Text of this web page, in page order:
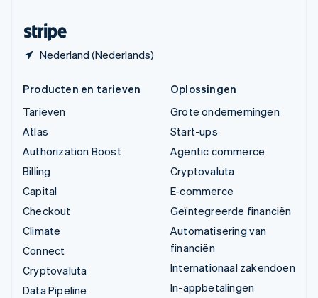
Nederland (Nederlands)
Producten en tarieven
Tarieven
Atlas
Authorization Boost
Billing
Capital
Checkout
Climate
Connect
Cryptovaluta
Data Pipeline
Oplossingen
Grote ondernemingen
Start-ups
Agentic commerce
Cryptovaluta
E-commerce
Geïntegreerde financiën
Automatisering van
financiën
Internationaal zakendoen
In-appbetalingen